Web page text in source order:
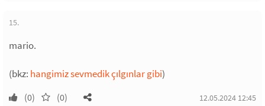
15.
mario.
(bkz: hangimiz sevmedik çılgınlar gibi)
(0) (0) 12.05.2024 12:45